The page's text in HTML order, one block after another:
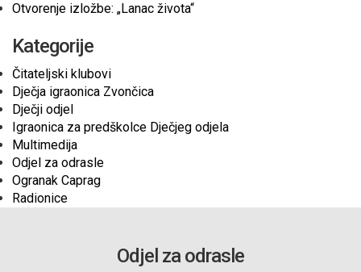
Otvorenje izložbe: „Lanac života“
Kategorije
Čitateljski klubovi
Dječja igraonica Zvončica
Dječji odjel
Igraonica za predškolce Dječjeg odjela
Multimedija
Odjel za odrasle
Ogranak Caprag
Radionice
Odjel za odrasle